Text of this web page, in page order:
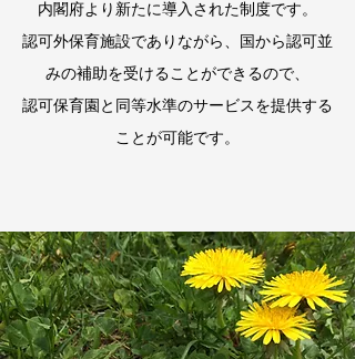
内閣府より新たに導入された制度です。
認可外保育施設でありながら、国から認可並
みの補助を受けることができるので、
認可保育園と同等水準のサービスを提供する
ことが可能です。